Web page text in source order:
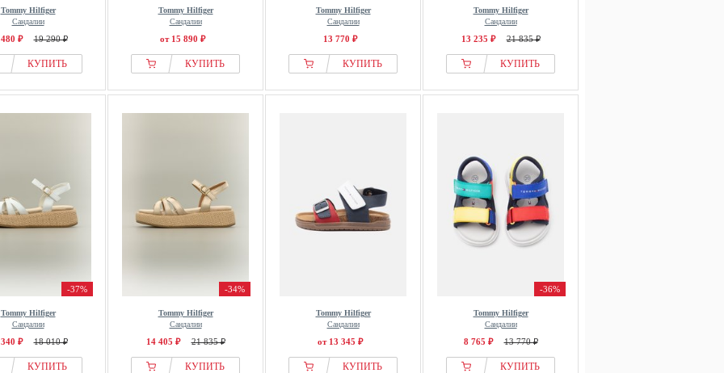
Tommy Hilfiger
Сандалии
₽ 19 290 ₽
КУПИТЬ
Tommy Hilfiger
Сандалии
от 15 890 ₽
КУПИТЬ
Tommy Hilfiger
Сандалии
13 770 ₽
КУПИТЬ
Tommy Hilfiger
Сандалии
13 235 ₽ 21 835 ₽
КУПИТЬ
-37%
Tommy Hilfiger
Сандалии
₽ 18 010 ₽
КУПИТЬ
-34%
Tommy Hilfiger
Сандалии
14 405 ₽ 21 835 ₽
КУПИТЬ
Tommy Hilfiger
Сандалии
от 13 345 ₽
КУПИТЬ
-36%
Tommy Hilfiger
Сандалии
8 765 ₽ 13 770 ₽
КУПИТЬ